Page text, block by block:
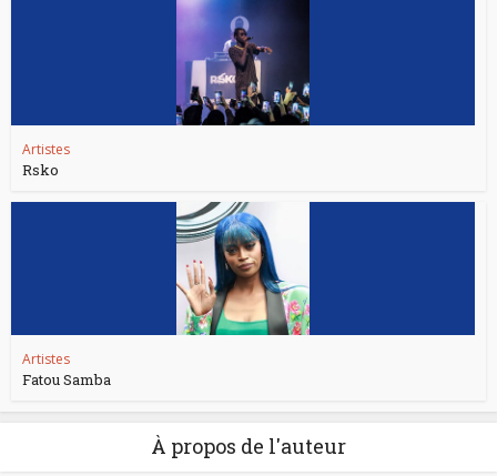
Artistes
Rsko
Artistes
Fatou Samba
À propos de l'auteur